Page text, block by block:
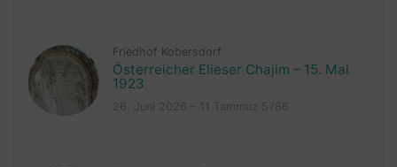
Friedhof Kobersdorf
Österreicher Elieser Chajim – 15. Mai
1923